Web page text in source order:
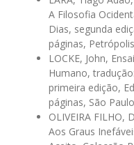
A Filosofia
Dias, segunda
páginas,
LOCKE, John,
Humano,
primeira edição,
páginas, São
OLIVEIRA FILHO,
Aos Graus